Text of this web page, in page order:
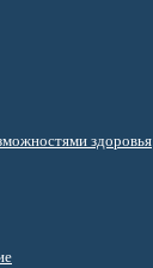
здоровья